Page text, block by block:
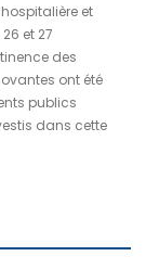
et
et 27
des
ont été
publics
dans cette